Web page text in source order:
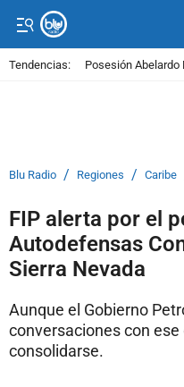
Tendencias: Posesión Abelardo
Blu Radio / Regiones / Caribe
FIP alerta por el
Autodefensas
Sierra Nevada
Aunque el Gobierno
conversaciones con
consolidarse.